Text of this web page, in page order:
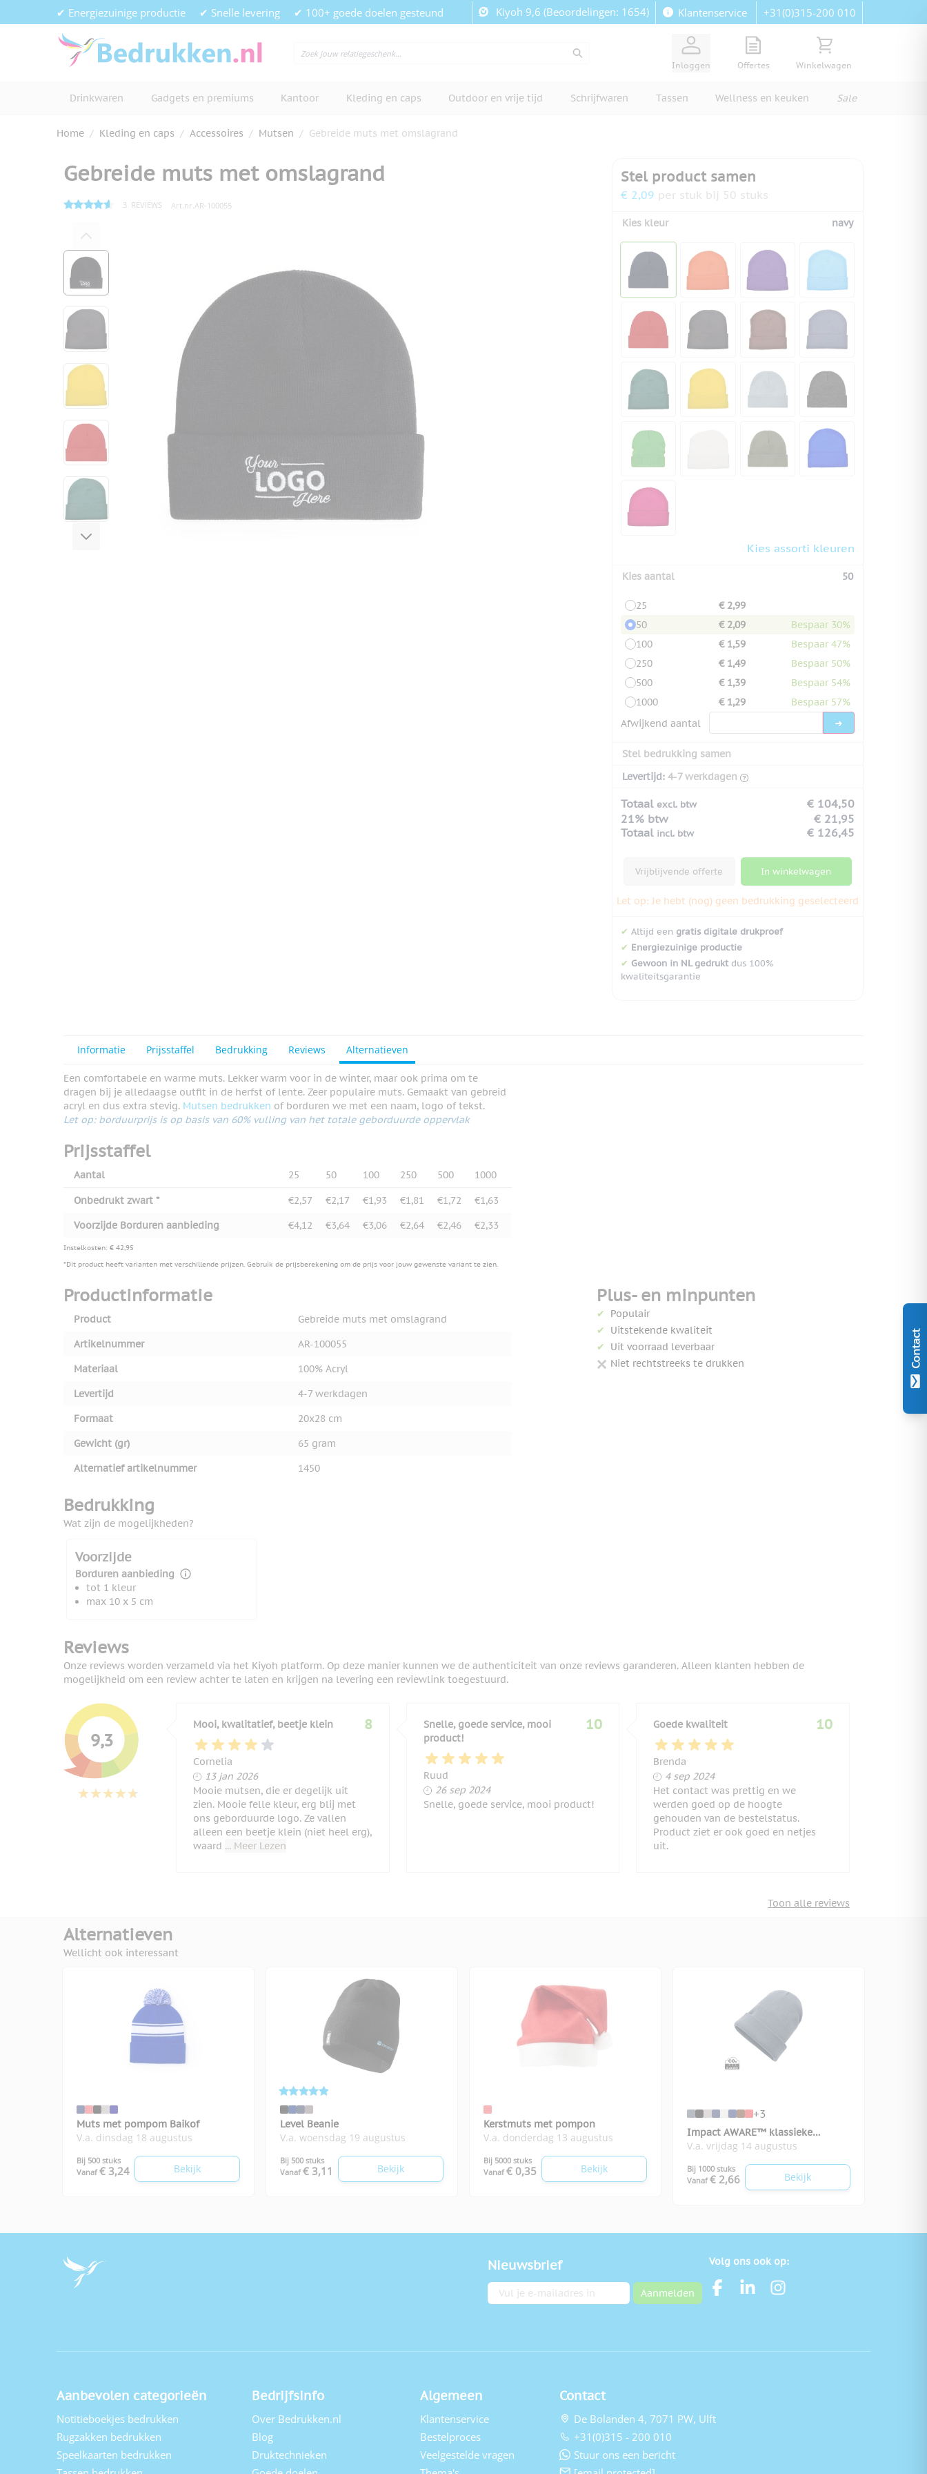
Contact
Ga naar de inhoud✔ Energiezuinige productie ✔ Snelle levering ✔ 100+ goede doelen gesteund Kiyoh 9,6 (Beoordelingen: 1654) Klantenservice +31(0)315-200 010
Inloggen
View quote, Quote is empty
Offertes
Bekijk winkelwagen,
Winkelwagen
Drinkwaren Gadgets en premiums Kantoor Kleding en caps Outdoor en vrije tijd Schrijfwaren Tassen Wellness en keuken Sale
Home / Kleding en caps / Accessoires / Mutsen / Gebreide muts met omslagrand
Gebreide muts met omslagrand
3 REVIEWS Art.nr.AR-100055
View larger image
View larger image
View larger image
View larger image
View larger image
View larger image
View larger image
View larger image
View larger image
View larger image
Stel product samen
€ 2,09 per stuk bij 50 stuks
Kies kleur navy
Kies assorti kleuren
Kies aantal 50
25
€ 2,99
50
€ 2,09
Bespaar 30%
100
€ 1,59
Bespaar 47%
250
€ 1,49
Bespaar 50%
500
€ 1,39
Bespaar 54%
1000
€ 1,29
Bespaar 57%
Afwijkend aantal
Stel bedrukking samen
Levertijd: 4-7 werkdagen
Totaal excl. btw
€ 104,50
21% btw
€ 21,95
Totaal incl. btw € 126,45
Vrijblijvende offerte In winkelwagen
Let op: Je hebt (nog) geen bedrukking geselecteerd
✔ Altijd een gratis digitale drukproef
✔ Energiezuinige productie
✔ Gewoon in NL gedruktdus 100%
kwaliteitsgarantie
Informatie Prijsstaffel Bedrukking Reviews Alternatieven
Een comfortabele en warme muts. Lekker warm voor in de winter, maar ook prima om te
dragen bij je alledaagse outfit in de herfst of lente. Zeer populaire muts. Gemaakt van gebreid
acryl en dus extra stevig. Mutsen bedrukken of borduren we met een naam, logo of tekst.
Let op: borduurprijs is op basis van 60% vulling van het totale geborduurde oppervlak
Prijsstaffel
Aantal 25 50 100 250 500 1000
Onbedrukt zwart * €2,57 €2,17 €1,93 €1,81 €1,72
€1,63
Voorzijde Borduren aanbieding
€4,12 €3,64 €3,06 €2,64 €2,46 €2,33
Instelkosten: € 42,95
*Dit product heeft varianten met verschillende prijzen. Gebruik de prijsberekening om de prijs voor jouw gewenste variant te zien.
Productinformatie
Product
Gebreide muts met omslagrand
Artikelnummer
AR-100055
Materiaal
100% Acryl
Levertijd
4-7 werkdagen
Formaat
20x28 cm
Gewicht (gr)
65 gram
Alternatief artikelnummer
1450
Plus- en minpunten
Populair
Uitstekende kwaliteit
Uit voorraad leverbaar
Niet rechtstreeks te drukken
Bedrukking
Wat zijn de mogelijkheden?
Voorzijde
Borduren aanbieding
tot 1 kleur
max 10 x 5 cm
Reviews
Onze reviews worden verzameld via het Kiyoh platform. Op deze manier kunnen we de authenticiteit van onze reviews garanderen. Alleen klanten hebben de
mogelijkheid om een review achter te laten en krijgen na levering een reviewlink toegestuurd.
9,3
Mooi, kwalitatief, beetje klein
Cornelia
13 januari 2026
13 jan 2026
8
Mooie mutsen, die er degelijk uit
zien. Mooie felle kleur, erg blij met
ons geborduurde logo. Ze vallen
alleen een beetje klein (niet heel erg),
waard ... Meer Lezen
Snelle, goede service, mooi
product!
Ruud
26 september 2024
26 sep 2024
10
Snelle, goede service, mooi product!
Goede kwaliteit
Brenda
4 september 2024
4 sep 2024
10
Het contact was prettig en we
werden goed op de hoogte
gehouden van de bestelstatus.
Product ziet er ook goed en netjes
uit.
Toon alle reviews
Alternatieven
Wellicht ook interessant
Muts met pompom Baikof
V.a. dinsdag 18 augustus
Bij 500 stuks
Vanaf € 3,24 Bekijk
Level Beanie
V.a. woensdag 19 augustus
Bij 500 stuks
Vanaf € 3,11 Bekijk
Kerstmuts met pompon
V.a. donderdag 13 augustus
Bij 5000 stuks
Vanaf € 0,35 Bekijk
+3
Impact AWARE™ klassieke
omslagbeanie
V.a. vrijdag 14 augustus
Bij 1000 stuks
Vanaf € 2,66 Bekijk
Nieuwsbrief
E-mailadres Aanmelden
Volg ons ook op:
Aanbevolen categorieën
Notitieboekjes bedrukken
Rugzakken bedrukken
Speelkaarten bedrukken
Bedrijfsinfo
Over Bedrukken.nl
Blog
Druktechnieken
Algemeen
Klantenservice
Bestelproces
Veelgestelde vragen
Contact
De Bolanden 4, 7071 PW, Ulft
+31(0)315 - 200 010
Stuur ons een bericht